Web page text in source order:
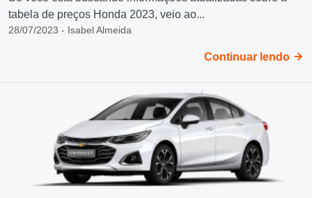
tabela de preços Honda 2023, veio ao...
28/07/2023 - Isabel Almeida
Continuar lendo